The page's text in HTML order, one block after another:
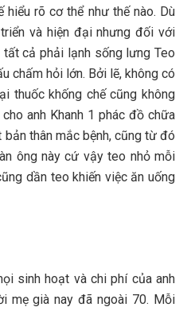
hiểu rõ cơ thể như thế nào. Dù
và hiện đại nhưng đối với
cả phải lạnh sống lưng Teo
chấm hỏi lớn. Bởi lẽ, không có
thuốc khống chế cũng không
anh Khanh 1 phác đồ chữa
thân mắc bệnh, cũng từ đó
ông này cứ vậy teo nhỏ mỗi
dần teo khiến việc ăn uống
sinh hoạt và chi phí của anh
mẹ già nay đã ngoài 70. Mỗi